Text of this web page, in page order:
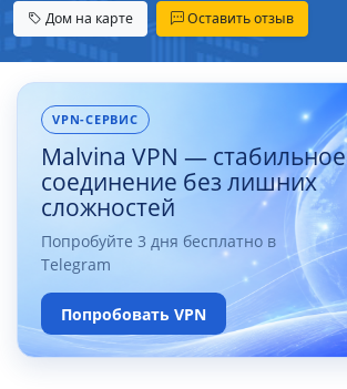
Дом на карте Оставить отзыв
VPN-СЕРВИС
Malvina VPN — стабильное
соединение без лишних
сложностей
Попробуйте 3 дня бесплатно в
Telegram
Попробовать VPN